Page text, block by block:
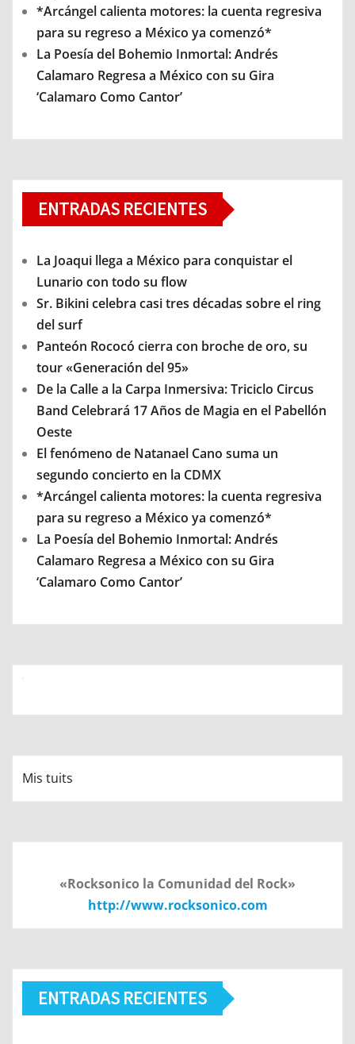
*Arcángel calienta motores: la cuenta regresiva
para su regreso a México ya comenzó*
La Poesía del Bohemio Inmortal: Andrés
Calamaro Regresa a México con su Gira
‘Calamaro Como Cantor’
ENTRADAS RECIENTES
La Joaqui llega a México para conquistar el
Lunario con todo su flow
Sr. Bikini celebra casi tres décadas sobre el ring
del surf
Panteón Rococó cierra con broche de oro, su
tour «Generación del 95»
De la Calle a la Carpa Inmersiva: Triciclo Circus
Band Celebrará 17 Años de Magia en el Pabellón
Oeste
El fenómeno de Natanael Cano suma un
segundo concierto en la CDMX
*Arcángel calienta motores: la cuenta regresiva
para su regreso a México ya comenzó*
La Poesía del Bohemio Inmortal: Andrés
Calamaro Regresa a México con su Gira
‘Calamaro Como Cantor’
Mis tuits
«Rocksonico la Comunidad del Rock»
http://www.rocksonico.com
ENTRADAS RECIENTES